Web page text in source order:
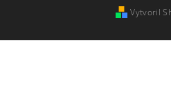
Vytvoril